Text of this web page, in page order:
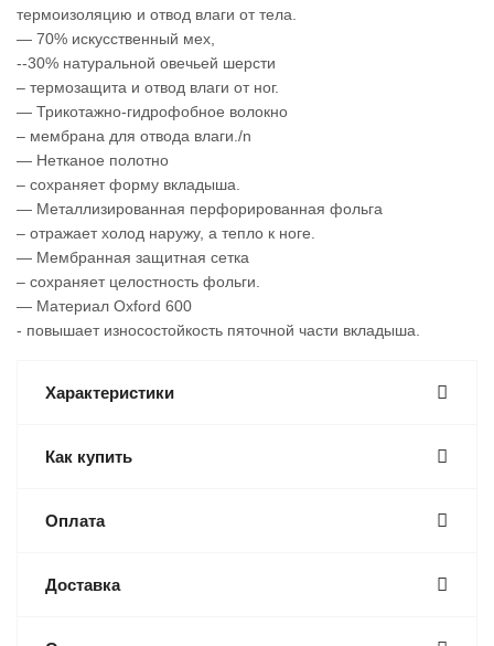
термоизоляцию и отвод влаги от тела.
— 70% искусственный мех,
--30% натуральной овечьей шерсти
– термозащита и отвод влаги от ног.
— Трикотажно-гидрофобное волокно
– мембрана для отвода влаги./n
— Нетканое полотно
– сохраняет форму вкладыша.
— Металлизированная перфорированная фольга
– отражает холод наружу, а тепло к ноге.
— Мембранная защитная сетка
– сохраняет целостность фольги.
— Материал Oxford 600
- повышает износостойкость пяточной части вкладыша.
Характеристики
Как купить
Оплата
Доставка